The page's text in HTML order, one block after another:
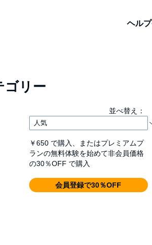
ヘルプ
ゴリー
並べ替え：
￥650 で購入、またはプレミアムプ
ランの無料体験を始めて非会員価格
の30％OFF で購入
会員登録で30％OFF